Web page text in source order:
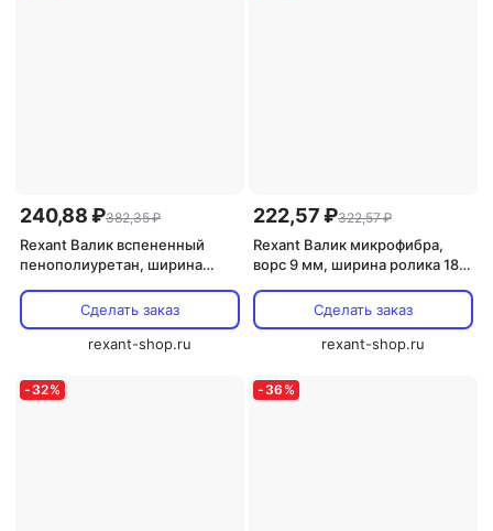
240,88 ₽382,35 ₽
Rexant Валик вспененный
пенополиуретан, ширина
Сделать заказ
rexant-shop.ru
222,57 ₽322,57 ₽
Rexant Валик микрофибра,
ворс 9 мм, ширина ролика 180
Сделать заказ
rexant-shop.ru
- 32% - 36 %